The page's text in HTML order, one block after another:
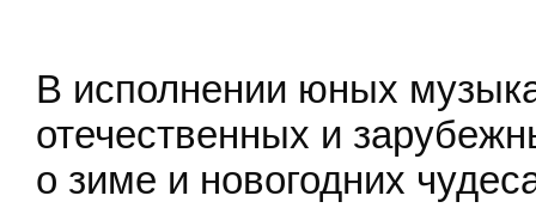
В исполнении юных
отечественных и
о зиме и новогодних